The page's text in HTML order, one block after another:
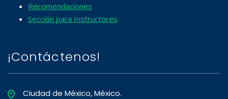
Recomendaciones
Sección para Instructores
¡Contáctenos!
Ciudad de México, México.